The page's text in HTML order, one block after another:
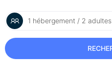
1 hébergement / 2 adultes